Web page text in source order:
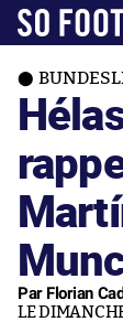
Par Florian
LE